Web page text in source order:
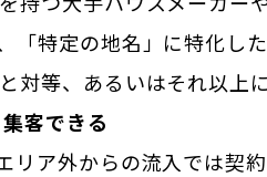
「特定の地名」に特化し
対等、あるいはそれ以上
客できる
リア外からの流入では